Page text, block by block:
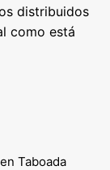
distribuidos
como está
Taboada